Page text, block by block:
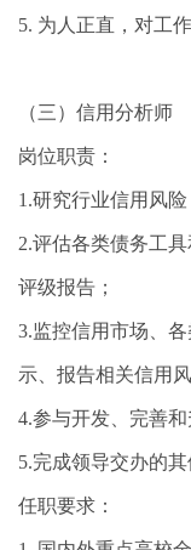
5. 为人正直，对工
（三）信用分析师
岗位职责：
1.研究行业信用风
2.评估各类债务工
评级报告；
3.监控信用市场、
示、报告相关信用
4.参与开发、完善
5.完成领导交办的其
任职要求：